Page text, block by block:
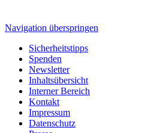
Navigation überspringen
Sicherheitstipps
Spenden
Newsletter
Inhaltsübersicht
Interner Bereich
Kontakt
Impressum
Datenschutz